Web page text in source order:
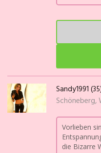
Sandy1991
Schöneberg,
Vorlieben
die Bizarre